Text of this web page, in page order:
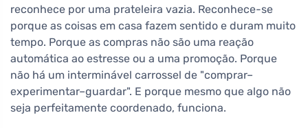
reconhece por uma prateleira vazia. Reconhece-se
porque as coisas em casa fazem sentido e duram muito
tempo. Porque as compras não são uma reação
automática ao estresse ou a uma promoção. Porque
não há um interminável carrossel de "comprar–
experimentar–guardar". E porque mesmo que algo não
seja perfeitamente coordenado, funciona.